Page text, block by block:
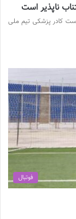
ناپذیر است
کادر پزشکی تیم ملی
فوتبال